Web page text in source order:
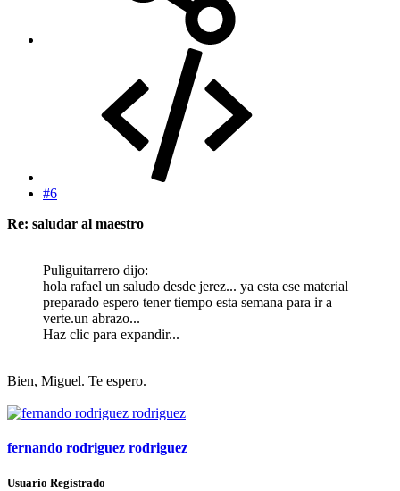
#6
Re: saludar al maestro
Puliguitarrero dijo:
hola rafael un saludo desde jerez... ya esta ese material
preparado espero tener tiempo esta semana para ir a
verte.un abrazo...
Haz clic para expandir...
Bien, Miguel. Te espero.
fernando rodriguez rodriguez
Usuario Registrado